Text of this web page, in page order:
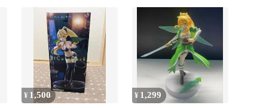
¥ 1,500 ¥ 1,299